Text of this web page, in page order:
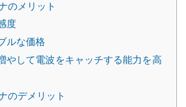
のメリット
度
ルな価格
やして電波をキャッチする能力を高
のデメリット